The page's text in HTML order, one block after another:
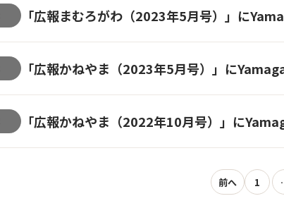
「広報まむろがわ（2023年5月号）」に
「広報かねやま（2023年5月号）」に
「広報かねやま（2022年10月号）」に
前へ 1